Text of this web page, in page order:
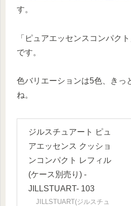
す。
「ピュアエッセンスコンパク
です。
色バリエーションは5色、きっ
ね。
ジルスチュアート ピュ
アエッセンス クッショ
ンコンパクト レフィル
(ケース別売り) -
JILLSTUART- 103
JILLSTUART(ジルスチュ